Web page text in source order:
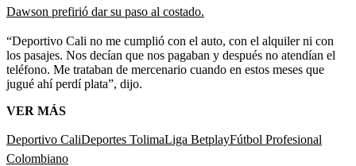
Dawson prefirió dar su paso al costado.
“Deportivo Cali no me cumplió con el auto, con el alquiler ni con
los pasajes. Nos decían que nos pagaban y después no atendían el
teléfono. Me trataban de mercenario cuando en estos meses que
jugué ahí perdí plata”, dijo.
VER MÁS
Deportivo CaliDeportes TolimaLiga BetplayFútbol Profesional
Colombiano